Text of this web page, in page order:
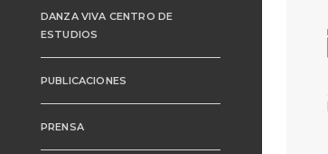
DANZA VIVA CENTRO DE
ESTUDIOS
PUBLICACIONES
PRENSA